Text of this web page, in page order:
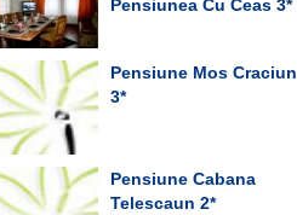
Pensiunea Cu Ceas 3*
Pensiune Mos Craciun
3*
Pensiune Cabana
Telescaun 2*